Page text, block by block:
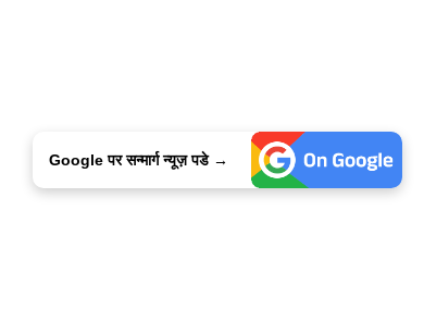
Google पर सन्मार्ग न्यूज़ पडे →